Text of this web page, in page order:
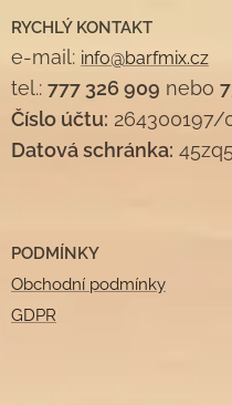
RYCHLÝ KONTAKT
e-mail: info@barfmix.cz
tel.: 777 326 909 nebo
Číslo účtu: 264300197/
Datová schránka:
PODMÍNKY
Obchodní podmínky
GDPR